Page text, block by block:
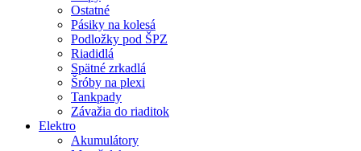
Ostatné
Pásiky na kolesá
Podložky pod ŠPZ
Riadidlá
Spätné zrkadlá
Šróby na plexi
Tankpady
Závažia do riaditok
Elektro
Akumulátory